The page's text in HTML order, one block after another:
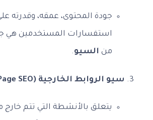
جودة المحتوى، عمقه، وقدرته
استفسارات المستخدمين هي
من السيو.
سيو الروابط الخارجية (Off-Page SEO):
يتعلق بالأنشطة التي تتم خارج